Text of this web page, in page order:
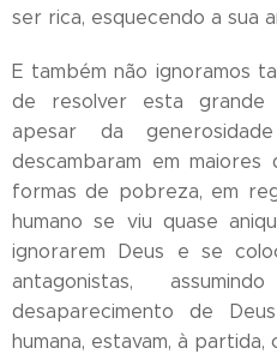
ser rica, esquecendo a sua
E também não ignoramos
de resolver esta grande
apesar da
descambaram em maiores
formas de pobreza, em
humano se viu quase
ignorarem Deus e se
antagonistas,
desaparecimento de
humana, estavam, à